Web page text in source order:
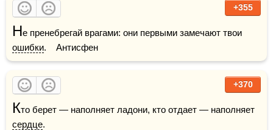
+355
Н
ошибки.    Антисфен
+370
К
сердце.